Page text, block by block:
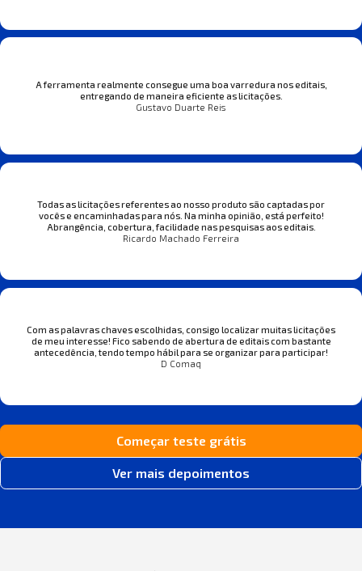
A ferramenta realmente consegue uma boa varredura nos editais,
entregando de maneira eficiente as licitações.
Gustavo Duarte Reis
Todas as licitações referentes ao nosso produto são captadas por
vocês e encaminhadas para nós. Na minha opinião, está perfeito!
Abrangência, cobertura, facilidade nas pesquisas aos editais.
Ricardo Machado Ferreira
Com as palavras chaves escolhidas, consigo localizar muitas licitações
de meu interesse! Fico sabendo de abertura de editais com bastante
antecedência, tendo tempo hábil para se organizar para participar!
D Comaq
Começar teste grátis
Ver mais depoimentos